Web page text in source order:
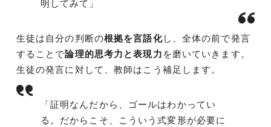
明してみて」
生徒は自分の判断の根拠を言語化し、全体の前で発言
することで論理的思考力と表現力 を磨いていきます。
生徒の発言に対して、教師はこう補足します。
「証明なんだから、ゴールはわかってい
る。だからこそ、こういう式変形が必要に